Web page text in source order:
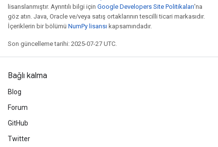
lisanslanmıştır. Ayrıntılı bilgi için Google Developers Site Politikaları'na
göz atın. Java, Oracle ve/veya satış ortaklarının tescilli ticari markasıdır.
İçeriklerin bir bölümü NumPy lisansı kapsamındadır.
Son güncelleme tarihi: 2025-07-27 UTC.
Bağlı kalma
Blog
Forum
GitHub
Twitter